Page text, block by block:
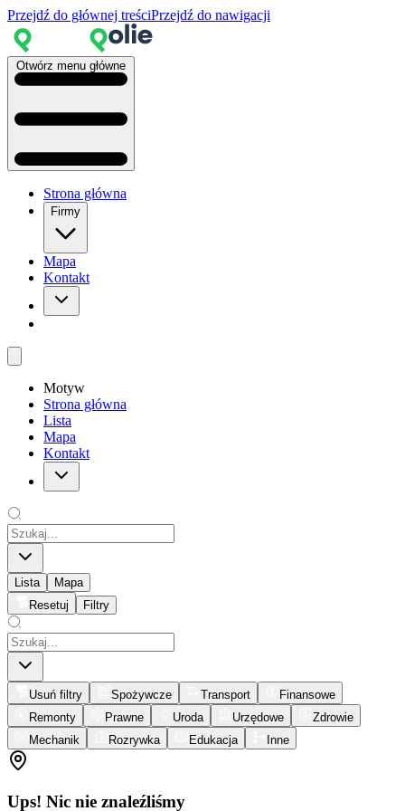
Przejdź do głównej treściPrzejdź do nawigacji
Otwórz menu główne
Strona główna
Firmy
Mapa
Kontakt
Motyw
Strona główna
Lista
Mapa
Kontakt
Lista
Mapa
Resetuj
Filtry
Usuń filtry Spożywcze Transport
Finansowe
Remonty
Prawne Uroda Urzędowe
Zdrowie
Mechanik
Rozrywka Edukacja Inne
Ups! Nic nie znaleźliśmy